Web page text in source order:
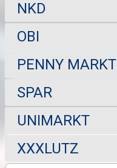
NKD
OBI
PENNY MARKT
SPAR
UNIMARKT
XXXLUTZ